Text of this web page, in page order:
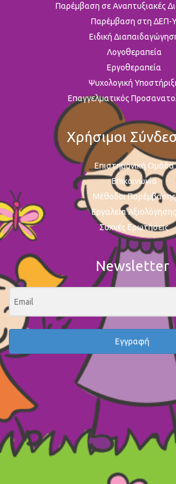
Παρέμβαση σε Αναπτυξιακές
Παρέμβαση στη ΔΕΠ-
Ειδική
Λογοθεραπεία
Εργοθεραπεία
Ψυχολογική
Επαγγελματικός
Χρήσιμοι
Επιστημονική Ομάδα
Επικοινωνία
Μέθοδοι Παρέμβασης
Εργαλεία Αξιολόγησης
Συχνές Ερωτήσεις
Newsletter
Εγγραφή